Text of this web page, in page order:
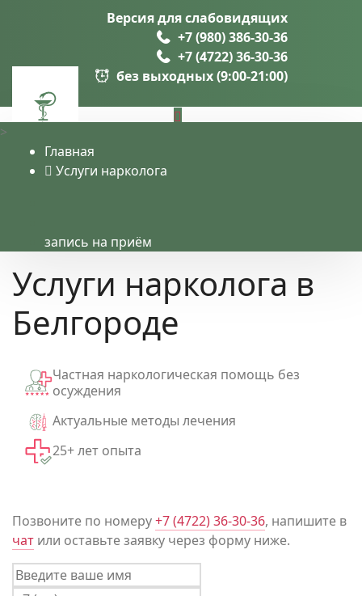
Версия для слабовидящих
+7 (980) 386-30-36
+7 (4722) 36-30-36
без выходных (9:00-21:00)
>
Главная
Услуги нарколога
запись на приём
Услуги нарколога в
Белгороде
Частная наркологическая помощь без
осуждения
Актуальные методы лечения
25+ лет опыта
Позвоните по номеру+7 (4722) 36-30-36, напишите в
чат или оставьте заявку через форму ниже.